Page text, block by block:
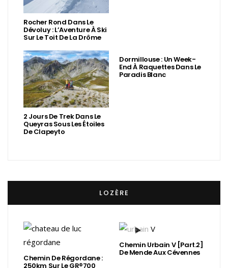
Rocher Rond Dans Le
Dévoluy : L’Aventure À Ski
Sur Le Toit De La Drôme
2 Jours De Trek Dans Le
Queyras Sous Les Étoiles
De Clapeyto
Dormillouse : Un Week-
End À Raquettes Dans Le
Paradis Blanc
LOZÈRE
Chemin De Régordane :
250km Sur Le GR®700
Chemin Urbain V [Part.2]
De Mende Aux Cévennes